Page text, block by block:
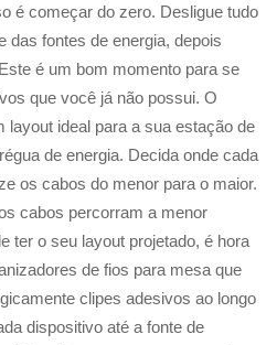
é começar do zero. Desligue tudo
das fontes de energia, depois
é um bom momento para se
que você já não possui. O
layout ideal para a sua estação de
de energia. Decida onde cada
os cabos do menor para o maior.
cabos percorram a menor
ter o seu layout projetado, é hora
de fios para mesa que
clipes adesivos ao longo
dispositivo até a fonte de